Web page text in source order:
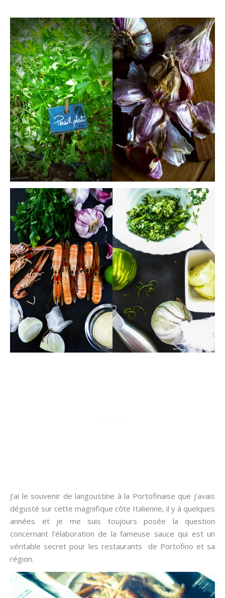
J’ai le souvenir de langoustine à la Portofinaise que j’avais
dégusté sur cette magnifique côte Italienne, il y à quelques
années et je me suis toujours posée la question
concernant l’élaboration de la fameuse sauce qui est un
véritable secret pour les restaurants de Portofino et sa
région.